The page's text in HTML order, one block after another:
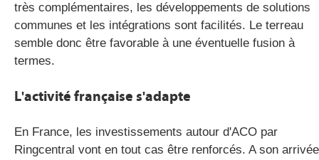
très complémentaires, les développements de solutions
communes et les intégrations sont facilités. Le terreau
semble donc être favorable à une éventuelle fusion à
termes.
L'activité française s'adapte
En France, les investissements autour d'ACO par
Ringcentral vont en tout cas être renforcés. A son arrivée